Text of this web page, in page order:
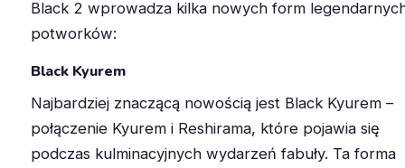
Black 2 wprowadza kilka nowych form
potworków:
Black Kyurem
Najbardziej znaczącą nowością jest Black Kyurem –
połączenie Kyurem i Reshirama, które pojawia się
podczas kulminacyjnych wydarzeń fabuły. Ta forma